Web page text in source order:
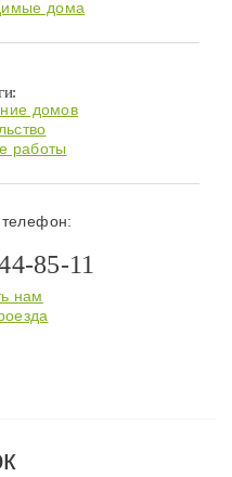
дома
домов
работы
телефон:
85-11
нам